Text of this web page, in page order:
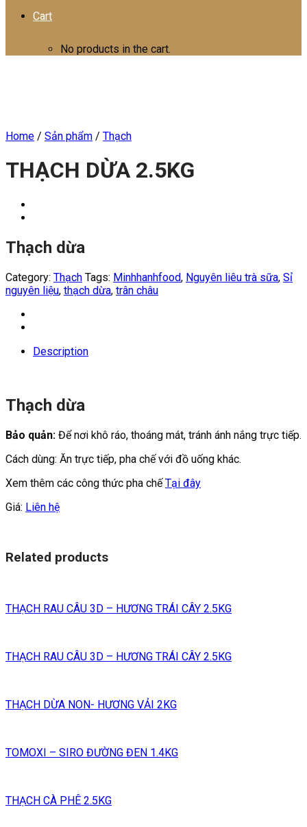
Cart
No products in the cart.
Home / Sản phẩm / Thạch
THẠCH DỪA 2.5KG
Thạch dừa
Category: Thạch Tags: Minhhanhfood, Nguyên liêu trà sữa, Sỉ
nguyên liệu, thạch dừa, trân châu
Description
Thạch dừa
Bảo quản: Để nơi khô ráo, thoáng mát, tránh ánh nắng trực tiếp.
Cách dùng: Ăn trực tiếp, pha chế với đồ uống khác.
Xem thêm các công thức pha chếTại đây
Giá: Liên hệ
Related products
THẠCH RAU CÂU 3D – HƯƠNG TRÁI CÂY 2.5KG
THẠCH RAU CÂU 3D – HƯƠNG TRÁI CÂY 2.5KG
THẠCH DỪA NON- HƯƠNG VẢI 2KG
TOMOXI – SIRO ĐƯỜNG ĐEN 1.4KG
THẠCH CÀ PHÊ 2.5KG